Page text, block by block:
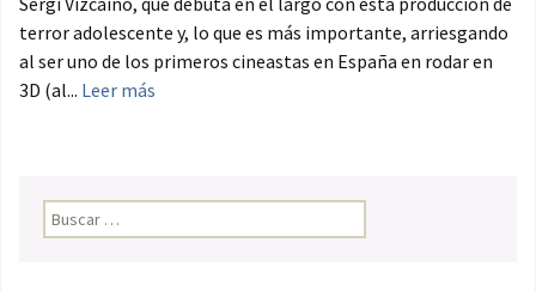
terror adolescente y, lo que es más importante, arriesgando
al ser uno de los primeros cineastas en España en rodar en
3D (al... Leer más
Buscar: